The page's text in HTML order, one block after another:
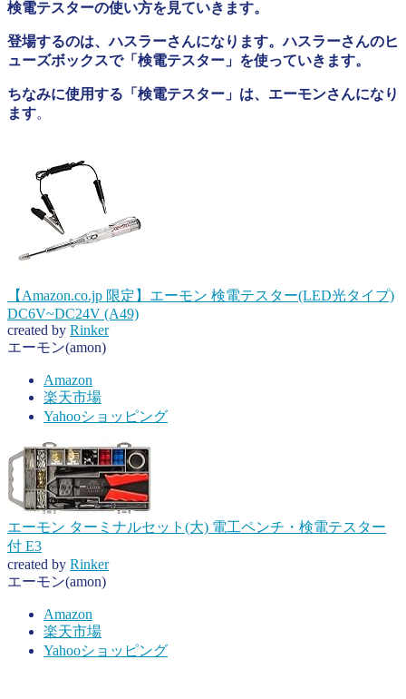
検電テスターの使い方を見ていきます。
登場するのは、ハスラーさんになります。ハスラーさんのヒ
ューズボックスで「検電テスター」を使っていきます。
ちなみに使用する「検電テスター」は、エーモンさんになり
ます。
【Amazon.co.jp 限定】エーモン 検電テスター(LED光タイプ)
DC6V~DC24V (A49)
created by Rinker
エーモン(amon)
Amazon
楽天市場
Yahooショッピング
エーモン ターミナルセット(大) 電工ペンチ・検電テスター
付 E3
created by Rinker
エーモン(amon)
Amazon
楽天市場
Yahooショッピング